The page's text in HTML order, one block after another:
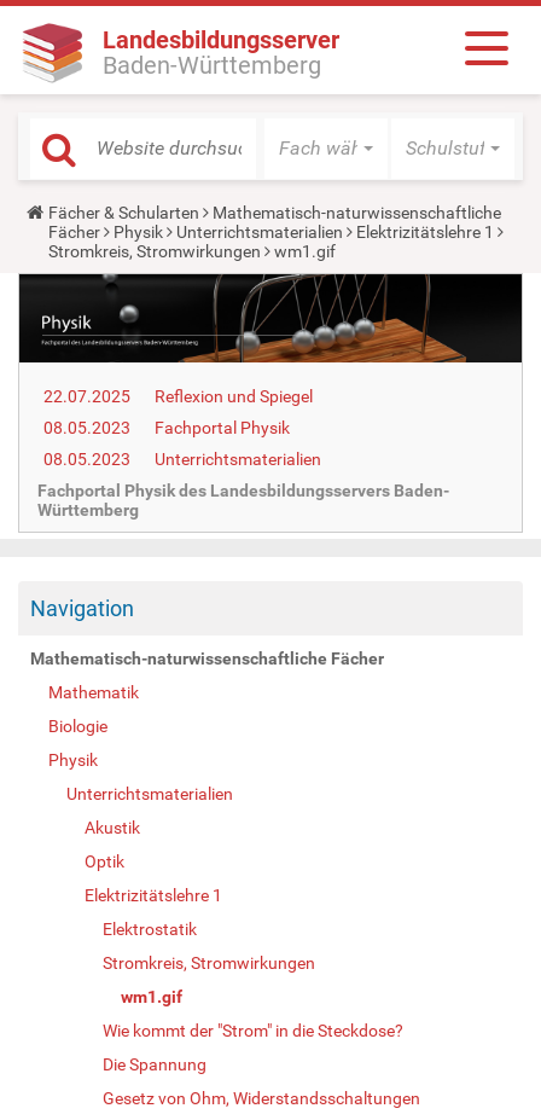
Landesbildungsserver
Baden-Württemberg
Fach wählen Schulstufe
Y
o
u
a
h
e
r
:
Fächer & Schularten
Mathematisch-naturwissenschaftliche
Fächer
Physik Unterrichtsmaterialien
Elektrizitätslehre 1
Stromkreis, Stromwirkungen
wm1.gif
22.07.2025
Reflexion und Spiegel
08.05.2023
Fachportal Physik
08.05.2023
Unterrichtsmaterialien
Fachportal Physik des Landesbildungsservers Baden-
Württemberg
Navigation
Mathematisch-naturwissenschaftliche Fächer
Mathematik
Biologie
Physik
Unterrichtsmaterialien
Akustik
Optik
Elektrizitätslehre 1
Elektrostatik
Stromkreis, Stromwirkungen
wm1.gif
Wie kommt der "Strom" in die Steckdose?
Die Spannung
Gesetz von Ohm, Widerstandsschaltungen